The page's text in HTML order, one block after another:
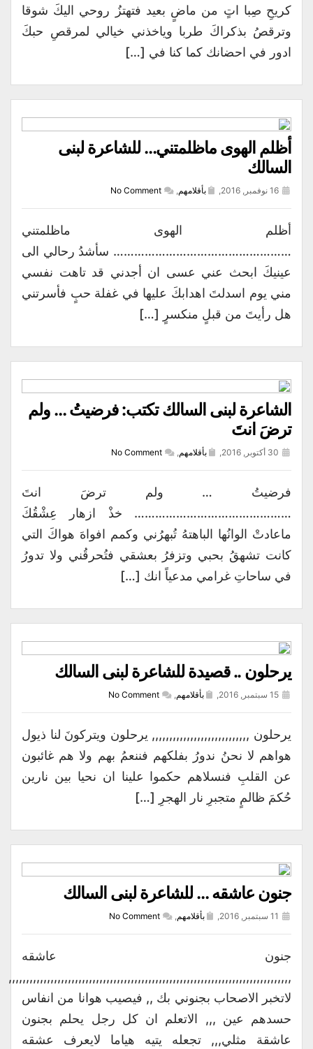
كريحِ صِبا اتٍ من ماضٍ بعيد فتهتزُ روحي اليكَ شوقا
وترقصُ بذكراكَ طربا وياخذني خيالي لمرقصِ حبكَ
ادور في احضانك كما كنا في […]
أظلم الهوى ماظلمتني… للشاعرة لبنى
السالك
بأقلامهم,
No Comment
أظلم الهوى ماظلمتني
…………………………………………… سأشدُ رحالي الى
عينيكَ ابحث عني عسى ان أجدني قد تاهت نفسي
مني يوم اسدلتَ اهدابكَ عليها في غفلة حبٍ فأسرتني
هل رأيتَ من قبلٍ منكسرٍ […]
الشاعرة لبنى السالك تكتب: فرضيتُ … ولم
ترضَ انتَ
بأقلامهم,
No Comment
فرضيتُ … ولم ترضَ انتَ
……………………………………… خذْ ازهار عِشْقُكَ
ماعادتْ الوانُها الباهتهُ تُبهرُني وكمم افواهَ هواكَ التي
كانت تشهقُ بحبي وتزفرُ بعشقي فتُحرقُني ولا تدورُ
في ساحاتِ غرامي مدعياً انك […]
يرحلون .. قصيدة للشاعرة لبنى السالك
بأقلامهم,
No Comment
يرحلون ,,,,,,,,,,,,,,,,,,,,,,,,,,,, يرحلون ويتركونَ لنا ذيول
هواهم لا نحنُ ندورُ بفلكهم فننعمُ بهم ولا هم غائبون
عن القلبِ فنسلاهم حكموا علينا ان نحيا بين نارين
حُكمَ ظالمٍ متجبرِ نار الهجرِ […]
جنون عاشقه … للشاعرة لبنى السالك
بأقلامهم,
No Comment
جنون عاشقه
,,,,,,,,,,,,,,,,,,,,,,,,,,,,,,,,,,,,,,,,,,,,,,,,,,,,,,,,,,,,,,,,,,,,,,,,,,,,,,,,,
لاتخبر الاصحاب بجنوني بك ,, فيصيب هوانا من انفاس
حسدهم عين ,,, الاتعلم ان كل رجل يحلم بجنون
عاشقة مثلي,,, تجعله يتيه هياما لايعرف عشقه